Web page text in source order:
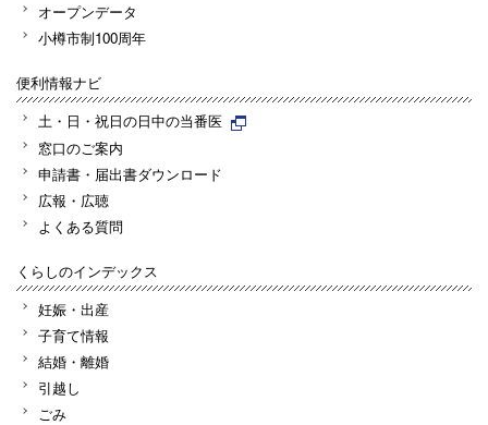
オープンデータ
小樽市制100周年
便利情報ナビ
土・日・祝日の日中の当番医
窓口のご案内
申請書・届出書ダウンロード
広報・広聴
よくある質問
くらしのインデックス
妊娠・出産
子育て情報
結婚・離婚
引越し
ごみ